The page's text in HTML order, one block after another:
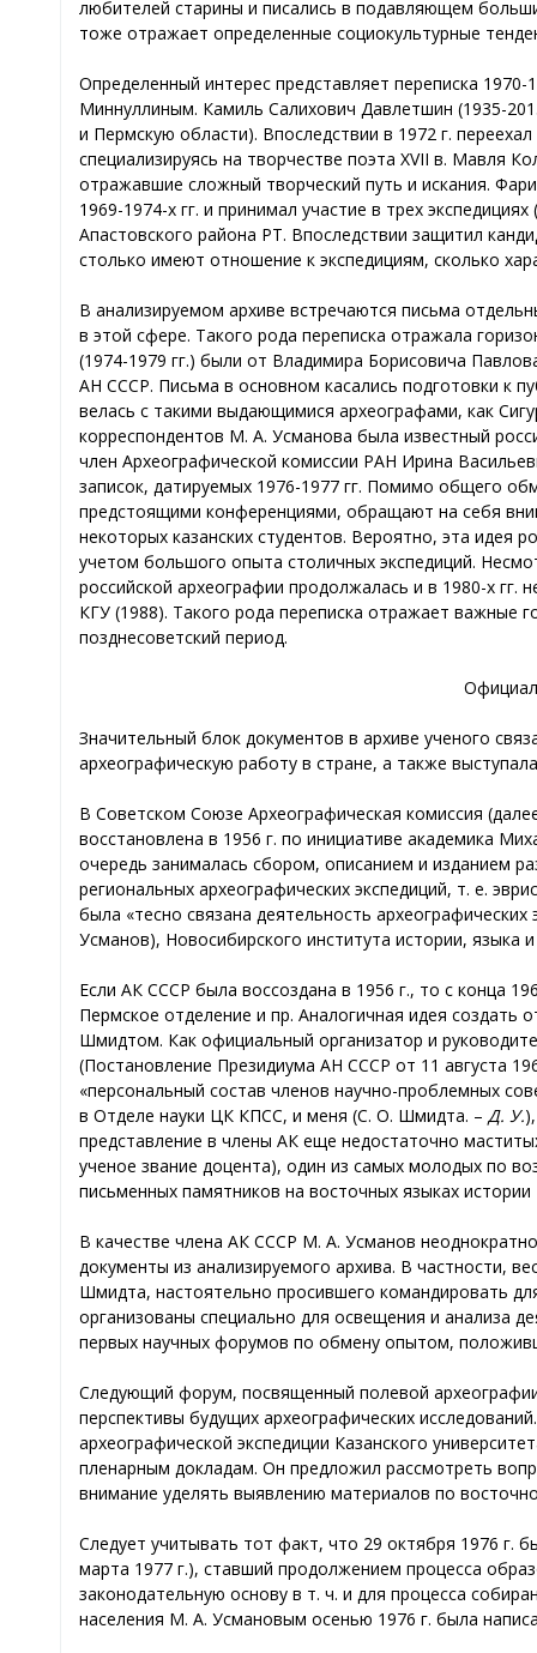
любителей старины и писались в подавляющем
тоже отражает определенные социокультурные
Определенный интерес представляет переписка
Миннуллиным. Камиль Салихович Давлетшин (1935-
и Пермскую области). Впоследствии в 1972 г.
специализируясь на творчестве поэта XVII в. Мавля
отражавшие сложный творческий путь и искания.
1969-1974-х гг. и принимал участие в трех
Апастовского района РТ. Впоследствии защитил
столько имеют отношение к экспедициям, сколько
В анализируемом архиве встречаются письма
в этой сфере. Такого рода переписка отражала
(1974-1979 гг.) были от Владимира Борисовича
АН СССР. Письма в основном касались подготовки к
велась с такими выдающимися археографами, как
корреспондентов М. А. Усманова была известный
член Археографической комиссии РАН Ирина
записок, датируемых 1976-1977 гг. Помимо общего
предстоящими конференциями, обращают на себя
некоторых казанских студентов. Вероятно, эта
учетом большого опыта столичных экспедиций.
российской археографии продолжалась и в 1980-х
КГУ (1988). Такого рода переписка отражает важные
позднесоветский период.
Значительный блок документов в архиве ученого
археографическую работу в стране, а также
В Советском Союзе Археографическая комиссия
восстановлена в 1956 г. по инициативе академика
очередь занималась сбором, описанием и изданием
региональных археографических экспедиций, т. е.
была «тесно связана деятельность
Усманов), Новосибирского института истории,
Если АК СССР была воссоздана в 1956 г., то с конца
Пермское отделение и пр. Аналогичная идея создать
Шмидтом. Как официальный организатор и
(Постановление Президиума АН СССР от 11 августа
«персональный состав членов научно-проблемных
в Отделе науки ЦК КПСС, и меня (С. О. Шмидта. – Д. У.
представление в члены АК еще недостаточно
ученое звание доцента), один из самых молодых по
письменных памятников на восточных языках
В качестве члена АК СССР М. А. Усманов
документы из анализируемого архива. В частности,
Шмидта, настоятельно просившего командировать
организованы специально для освещения и анализа
первых научных форумов по обмену опытом,
Следующий форум, посвященный полевой
перспективы будущих археографических
археографической экспедиции Казанского
пленарным докладам. Он предложил рассмотреть
внимание уделять выявлению материалов по
Следует учитывать тот факт, что 29 октября 1976 г.
марта 1977 г.), ставший продолжением процесса
законодательную основу в т. ч. и для процесса
населения М. А. Усмановым осенью 1976 г. была